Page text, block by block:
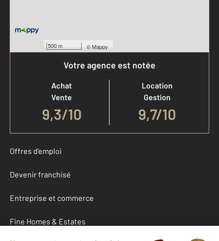
500 m ©Mappy
Votre agence est notée
Achat
Vente
9,3/10
Location
Gestion
9,7/10
Offres d'emploi
Devenir franchisé
Entreprise et commerce
Fine Homes & Estates